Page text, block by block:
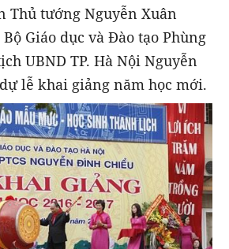
Thủ tướng Nguyễn Xuân
Giáo dục và Đào tạo Phùng
UBND TP. Hà Nội Nguyễn
lễ khai giảng năm học mới.